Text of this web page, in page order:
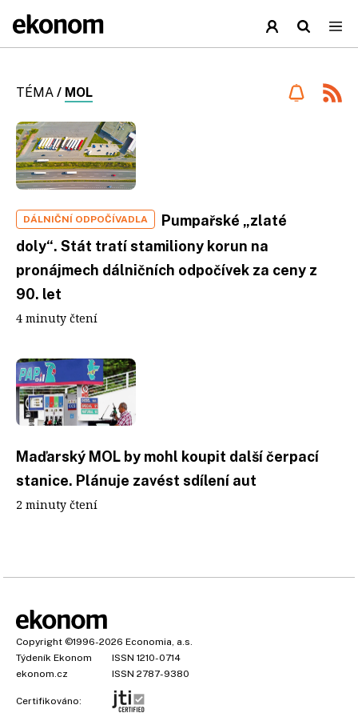
TÉMA / MOL
DÁLNIČNÍ ODPOČÍVADLA
Pumpařské „zlaté
doly“. Stát tratí stamiliony korun na
pronájmech dálničních odpočívek za ceny z
90. let
4 minuty čtení
Maďarský MOL by mohl koupit další čerpací
stanice. Plánuje zavést sdílení aut
2 minuty čtení
Copyright ©1996-2026 Economia, a.s.
Týdeník Ekonom
ISSN 1210-0714
ekonom.cz
ISSN 2787-9380
Certifikováno: